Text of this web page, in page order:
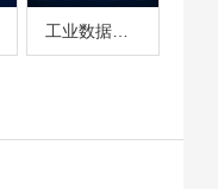
工业数据采集与设备监控案例